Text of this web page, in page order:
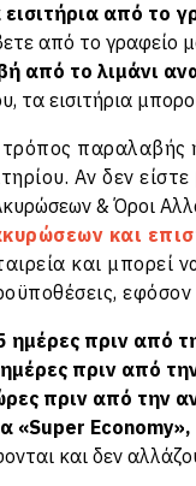
από το
από το γραφείο
από το λιμάνι
τα εισιτήρια
παραλαβής
Αν δεν
& Όροι
και
και
ημέρες πριν από
πριν από
πριν από την
«Super
και δεν